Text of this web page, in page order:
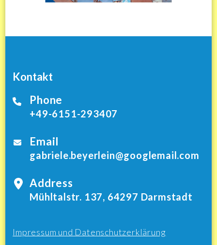
Kontakt
Phone
+49-6151-293407
Email
gabriele.beyerlein@googlemail.com
Address
Mühltalstr. 137, 64297 Darmstadt
Impressum und Datenschutzerklärung